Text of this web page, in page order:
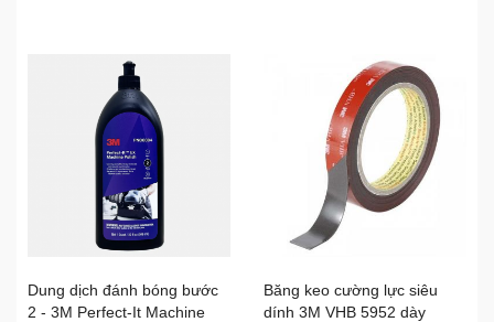
Dung dịch đánh bóng bước
2 - 3M Perfect-It Machine
Băng keo cường lực siêu
dính 3M VHB 5952 dày